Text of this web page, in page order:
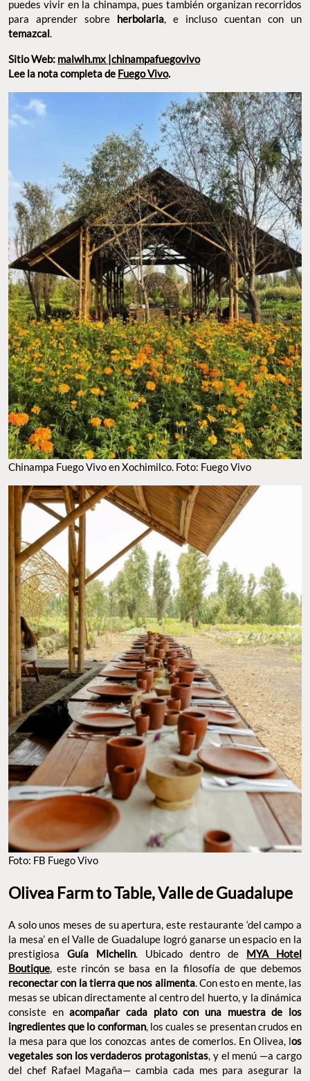
CHINAMPA FUEGO VIVO EN XOCHIMILCO. FOTO: FUEGO VIVO
FOTO: FB FUEGO VIVO
Olivea Farm to Table, Valle de Guadalupe
A solo unos meses de su apertura, este restaurante ‘del campo a
la mesa’ en el Valle de Guadalupe logró ganarse un espacio en la
prestigiosa Guía Michelin. Ubicado dentro deMYA Hotel
Boutique, este rincón se basa en la filosofía de que debemos
reconectar con la tierra que nos alimenta
. Con esto en mente,
las mesas se ubican directamente al centro del huerto, y la
dinámica consiste enacompañar cada plato con una muestra
de los ingredientes que lo conforman, los cuales se presentan
crudos en la mesa para que los conozcas antes de comerlos. En
menú —a cargo del chef Rafael Magaña— cambia cada mes para
Sitio Web: @oliveafarmtotable
Lee la nota completa deOlivea Farm to Table.